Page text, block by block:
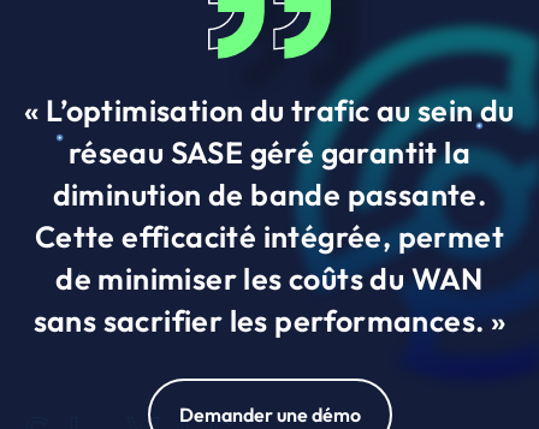
« L’optimisation du trafic au sein du
réseau SASE géré garantit la
diminution de bande passante.
Cette efficacité intégrée, permet
de minimiser les coûts du WAN
sans sacrifier les performances. »
Demander une démo